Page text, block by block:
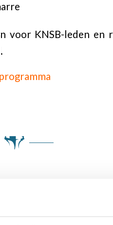
voor KNSB-leden en